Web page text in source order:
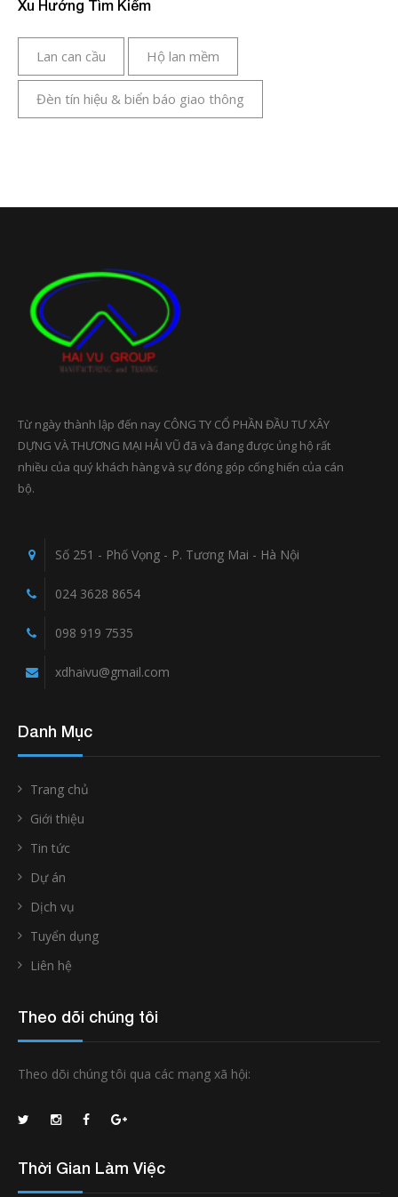
Xu Hướng Tìm Kiếm
Lan can cầu Hộ lan mềm
Đèn tín hiệu & biển báo giao thông
Từ ngày thành lập đến nay CÔNG TY CỔ PHẦN ĐẦU TƯ XÂY
DỰNG VÀ THƯƠNG MẠI HẢI VŨ đã và đang được ủng hộ rất
nhiều của quý khách hàng và sự đóng góp cống hiến của cán
bộ.
Số 251 - Phố Vọng - P. Tương Mai - Hà Nội
024 3628 8654
098 919 7535
xdhaivu@gmail.com
Danh Mục
Trang chủ
Giới thiệu
Tin tức
Dự án
Dịch vụ
Tuyển dụng
Liên hệ
Theo dõi chúng tôi
Theo dõi chúng tôi qua các mạng xã hội:
Thời Gian Làm Việc